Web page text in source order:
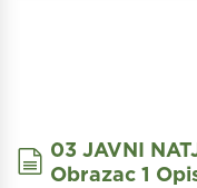
document
03 JAVNI
Obrazac 1